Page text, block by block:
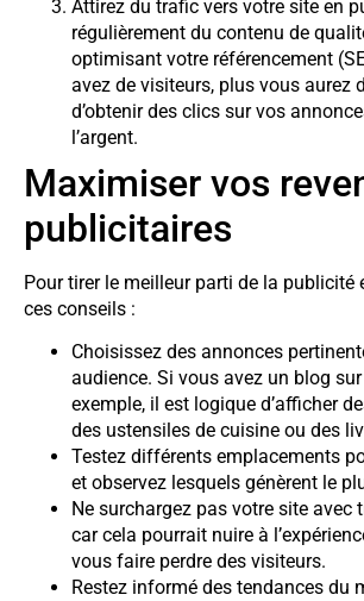
Attirez du trafic vers votre site en
régulièrement du contenu de
optimisant votre référencement
avez de visiteurs, plus vous aurez
d’obtenir des clics sur vos
l’argent.
Maximiser vos
publicitaires
Pour tirer le meilleur parti de la publicité
ces conseils :
Choisissez des annonces
audience. Si vous avez un blog
exemple, il est logique d’afficher
des ustensiles de cuisine ou des
Testez différents emplacements
et observez lesquels génèrent le
Ne surchargez pas votre site avec
car cela pourrait nuire à
vous faire perdre des visiteurs.
Restez informé des tendances du